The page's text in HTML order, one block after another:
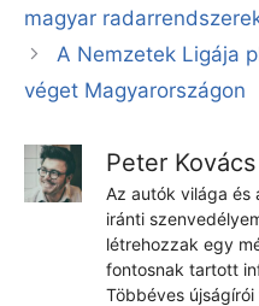
magyar
A Nemzetek Ligája
véget Magyarországon
Peter Kovács
Az autók világa és
iránti
létrehozzak egy
fontosnak tartott
Többéves